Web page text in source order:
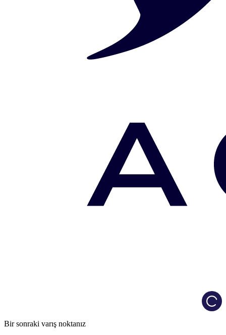
Bir sonraki varış noktanız